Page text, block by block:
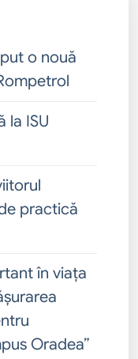
o nouă
la ISU
practică
în viața
Oradea”